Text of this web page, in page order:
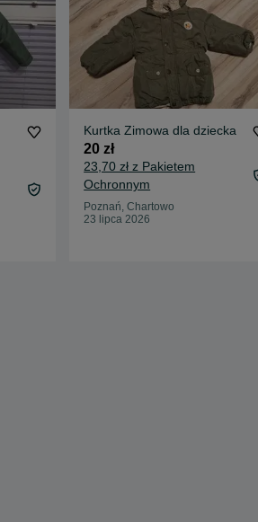
Kurtka Zimowa dla dziecka
20 zł
23,70 zł z Pakietem
Ochronnym
Poznań, Chartowo
23 lipca 2026